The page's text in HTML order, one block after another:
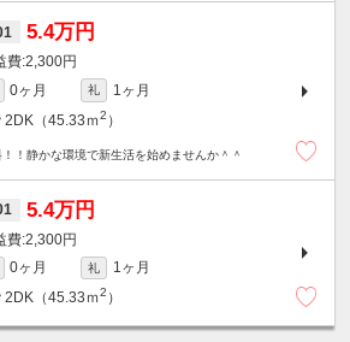
5.4万円
2,300円
0ヶ月 礼
1ヶ月
2DK（45.33ｍ2 ）
！静かな環境で新生活を始めませんか＾＾
5.4万円
2,300円
0ヶ月 礼
1ヶ月
2DK（45.33ｍ2 ）